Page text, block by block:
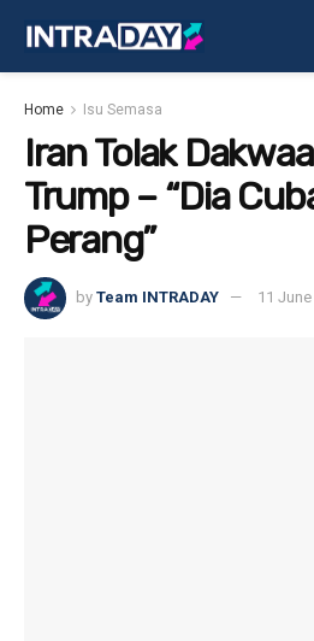
Home Isu Semasa
Iran Tolak
Trump – “Dia
Perang”
by Team INTRADAY 11